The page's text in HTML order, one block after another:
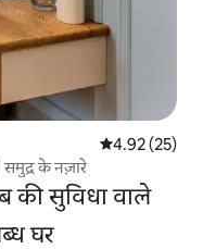
औसत रेटिंग 5 में
4.92 (25)
समुद्र के नज़ारे
की सुविधा वाले
घर